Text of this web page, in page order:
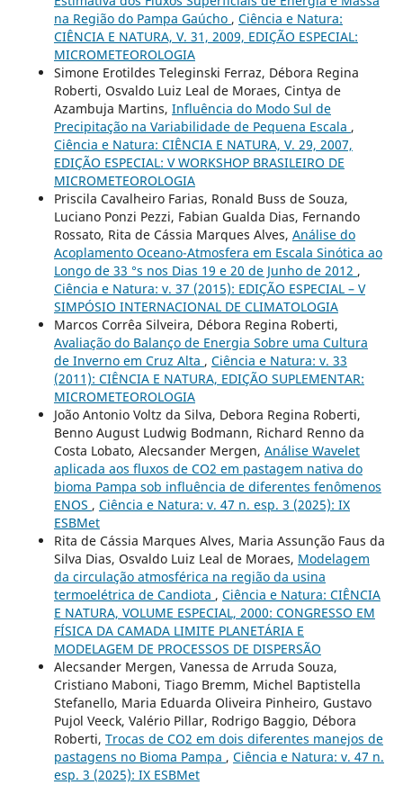
na Região do Pampa Gaúcho , Ciência e Natura:
CIÊNCIA E NATURA, V. 31, 2009, EDIÇÃO ESPECIAL:
MICROMETEOROLOGIA
Simone Erotildes Teleginski Ferraz, Débora Regina
Roberti, Osvaldo Luiz Leal de Moraes, Cintya de
Azambuja Martins, Influência do Modo Sul de
Precipitação na Variabilidade de Pequena Escala ,
Ciência e Natura: CIÊNCIA E NATURA, V. 29, 2007,
EDIÇÃO ESPECIAL: V WORKSHOP BRASILEIRO DE
MICROMETEOROLOGIA
Priscila Cavalheiro Farias, Ronald Buss de Souza,
Luciano Ponzi Pezzi, Fabian Gualda Dias, Fernando
Rossato, Rita de Cássia Marques Alves, Análise do
Acoplamento Oceano-Atmosfera em Escala Sinótica ao
Longo de 33 °s nos Dias 19 e 20 de Junho de 2012 ,
Ciência e Natura: v. 37 (2015): EDIÇÃO ESPECIAL – V
SIMPÓSIO INTERNACIONAL DE CLIMATOLOGIA
Marcos Corrêa Silveira, Débora Regina Roberti,
Avaliação do Balanço de Energia Sobre uma Cultura
de Inverno em Cruz Alta , Ciência e Natura: v. 33
(2011): CIÊNCIA E NATURA, EDIÇÃO SUPLEMENTAR:
MICROMETEOROLOGIA
João Antonio Voltz da Silva, Debora Regina Roberti,
Benno August Ludwig Bodmann, Richard Renno da
Costa Lobato, Alecsander Mergen, Análise Wavelet
aplicada aos fluxos de CO2 em pastagem nativa do
bioma Pampa sob influência de diferentes fenômenos
ENOS , Ciência e Natura: v. 47 n. esp. 3 (2025): IX
ESBMet
Rita de Cássia Marques Alves, Maria Assunção Faus da
Silva Dias, Osvaldo Luiz Leal de Moraes, Modelagem
da circulação atmosférica na região da usina
termoelétrica de Candiota , Ciência e Natura: CIÊNCIA
E NATURA, VOLUME ESPECIAL, 2000: CONGRESSO EM
FÍSICA DA CAMADA LIMITE PLANETÁRIA E
MODELAGEM DE PROCESSOS DE DISPERSÃO
Alecsander Mergen, Vanessa de Arruda Souza,
Cristiano Maboni, Tiago Bremm, Michel Baptistella
Stefanello, Maria Eduarda Oliveira Pinheiro, Gustavo
Pujol Veeck, Valério Pillar, Rodrigo Baggio, Débora
Roberti, Trocas de CO2 em dois diferentes manejos de
pastagens no Bioma Pampa , Ciência e Natura: v. 47 n.
esp. 3 (2025): IX ESBMet